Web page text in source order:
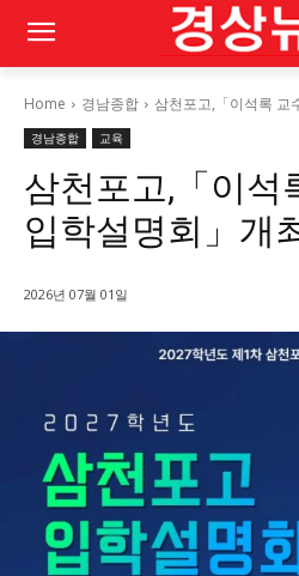
Home 경남종합 삼천포고,「이석록 교
경남종합 교육
삼천포고,「이석
입학설명회」개
2026년 07월 01일